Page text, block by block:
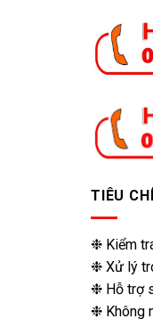
TIÊU
❉ Kiểm
❉ Xử lý
❉ Hỗ trợ
❉ Không